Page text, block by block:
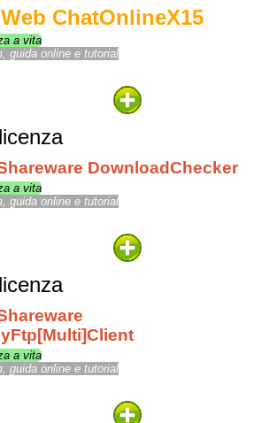
Web ChatOnlineX15
a vita
guida online e tutorial
licenza
DownloadChecker
a vita
guida online e tutorial
licenza
a vita
guida online e tutorial